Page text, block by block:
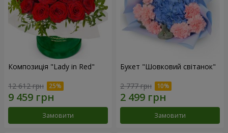
Композиція "Lady in Red"
12 612 грн
Замовити
Букет "Шовковий світанок"
2 777 грн
Замовити